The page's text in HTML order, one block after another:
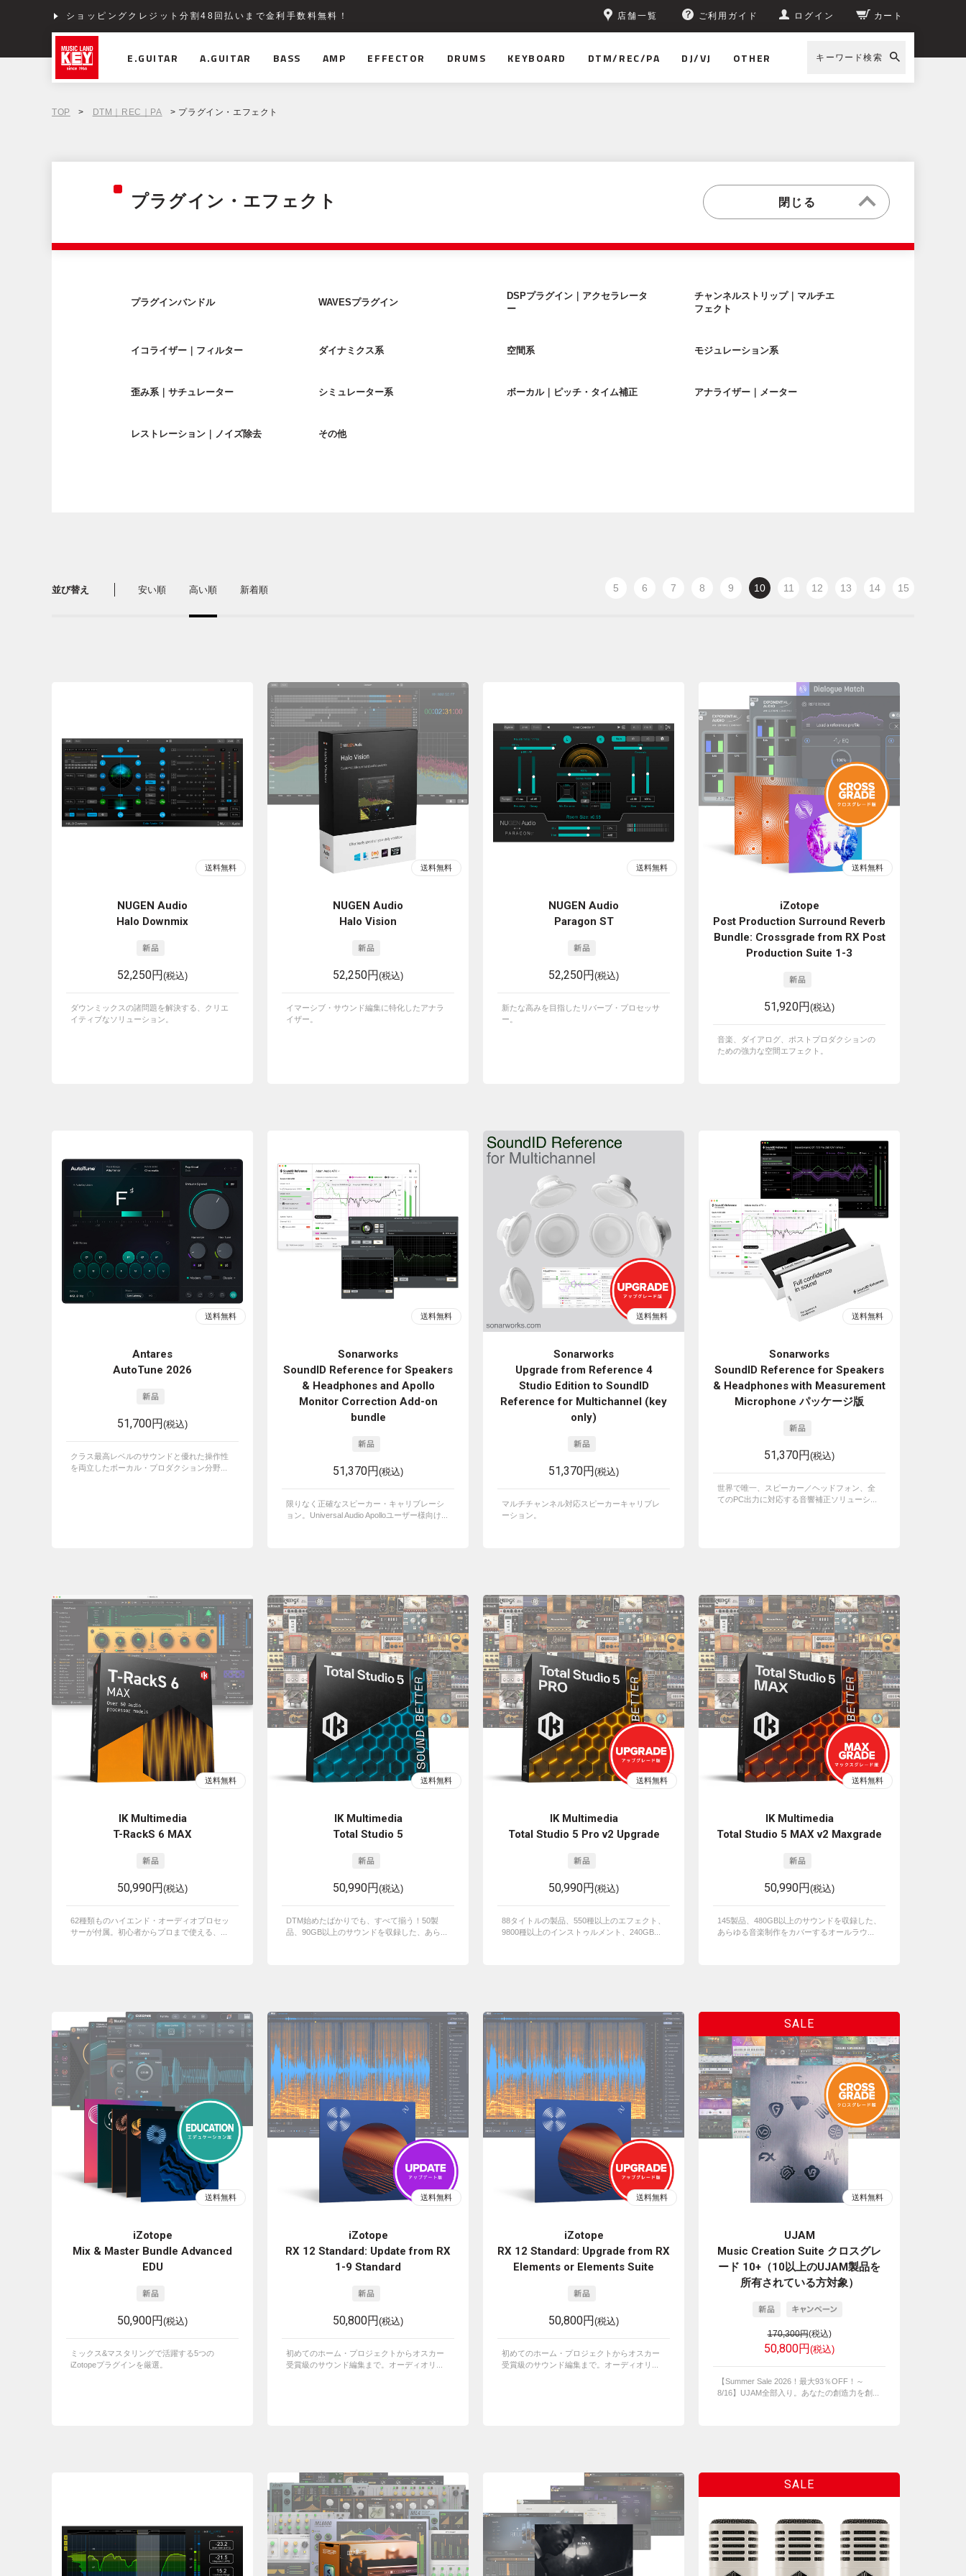
ショッピングクレジット分割48回払いまで金利手数料無料！ 店舗一覧 ご利用ガイド ログイン カート
E.GUITAR A.GUITAR BASS AMP EFFECTOR DRUMS KEYBOARD DTM/REC/PA DJ/VJ OTHER キーワード検索
TOP > DTM｜REC｜PA > プラグイン・エフェクト
プラグイン・エフェクト
プラグインバンドル WAVESプラグイン
DSPプラグイン｜アクセラレータ
ー
チャンネルストリップ｜マルチエ
フェクト
イコライザー｜フィルター ダイナミクス系 空間系 モジュレーション系
歪み系｜サチュレーター シミュレーター系 ボーカル｜ピッチ・タイム補正 アナライザー｜メーター
レストレーション｜ノイズ除去 その他
並び替え 安い順 高い順 新着順 5 6 7 8 9 10 11 12 13 14 15
NUGEN Audio
Halo Downmix
52,250円(税込)
ダウンミックスの諸問題を解決する、クリエ
イティブなソリューション。
NUGEN Audio
Halo Vision
52,250円(税込)
イマーシブ・サウンド編集に特化したアナラ
イザー。
NUGEN Audio
Paragon ST
52,250円(税込)
新たな高みを目指したリバーブ・プロセッサ
ー。
iZotope
Post Production Surround Reverb
Bundle: Crossgrade from RX Post
Production Suite 1-3
51,920円(税込)
音楽、ダイアログ、ポストプロダクションの
ための強力な空間エフェクト。
Antares
AutoTune 2026
51,700円(税込)
クラス最高レベルのサウンドと優れた操作性
を両立したボーカル・プロダクション分野...
Sonarworks
SoundID Reference for Speakers
& Headphones and Apollo
Monitor Correction Add-on
bundle
51,370円(税込)
限りなく正確なスピーカー・キャリブレーシ
ョン。Universal Audio Apolloユーザー様向け...
Sonarworks
Upgrade from Reference 4
Studio Edition to SoundID
Reference for Multichannel (key
only)
51,370円(税込)
マルチチャンネル対応スピーカーキャリブレ
ーション。
Sonarworks
SoundID Reference for Speakers
& Headphones with Measurement
Microphone パッケージ版
51,370円(税込)
世界で唯一、スピーカー／ヘッドフォン、全
てのPC出力に対応する音響補正ソリューシ...
IK Multimedia
T-RackS 6 MAX
50,990円(税込)
62種類ものハイエンド・オーディオプロセッ
サーが付属。初心者からプロまで使える、...
IK Multimedia
Total Studio 5
50,990円(税込)
DTM始めたばかりでも、すべて揃う！50製
品、90GB以上のサウンドを収録した、あら...
IK Multimedia
Total Studio 5 Pro v2 Upgrade
50,990円(税込)
88タイトルの製品、550種以上のエフェクト、
9800種以上のインストゥルメント、240GB...
IK Multimedia
Total Studio 5 MAX v2 Maxgrade
50,990円(税込)
145製品、480GB以上のサウンドを収録した、
あらゆる音楽制作をカバーするオールラウ...
iZotope
Mix & Master Bundle Advanced
EDU
50,900円(税込)
ミックス&マスタリングで活躍する5つの
iZotopeプラグインを厳選。
iZotope
RX 12 Standard: Update from RX
1-9 Standard
50,800円(税込)
初めてのホーム・プロジェクトからオスカー
受賞級のサウンド編集まで。オーディオリ...
iZotope
RX 12 Standard: Upgrade from RX
Elements or Elements Suite
50,800円(税込)
初めてのホーム・プロジェクトからオスカー
受賞級のサウンド編集まで。オーディオリ...
UJAM
Music Creation Suite クロスグレ
ード 10+（10以上のUJAM製品を
所有されている方対象）
170,300円(税込)
50,800円(税込)
【Summer Sale 2026！最大93％OFF！～
8/16】UJAM全部入り。あなたの創造力を創...